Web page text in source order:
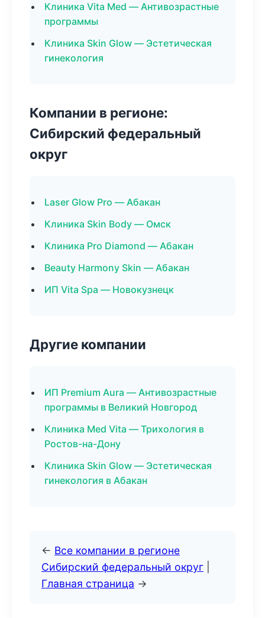
Клиника Vita Med — Антивозрастные
программы
Клиника Skin Glow — Эстетическая
гинекология
Компании в регионе:
Сибирский федеральный
округ
Laser Glow Pro — Абакан
Клиника Skin Body — Омск
Клиника Pro Diamond — Абакан
Beauty Harmony Skin — Абакан
ИП Vita Spa — Новокузнецк
Другие компании
ИП Premium Aura — Антивозрастные
программы в Великий Новгород
Клиника Med Vita — Трихология в
Ростов-на-Дону
Клиника Skin Glow — Эстетическая
гинекология в Абакан
← Все компании в регионе
Сибирский федеральный округ
Главная страница →